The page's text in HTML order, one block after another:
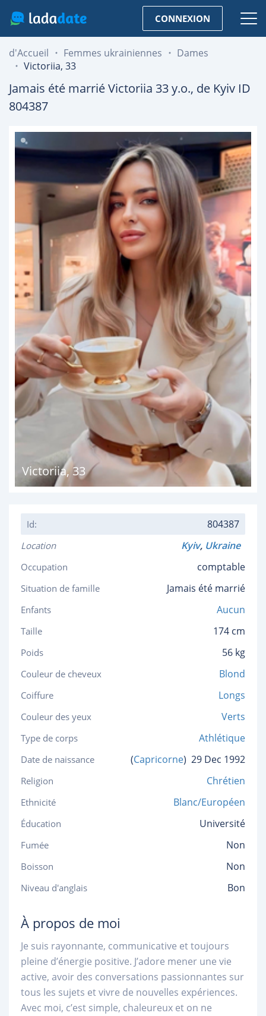
CONNEXION
d'Accueil Femmes ukrainiennes
Dames
Victoriia, 33
Jamais été marriéVictoriia 33y.o., de Kyiv ID
804387
Victoriia,33
Id: 804387
Location Kyiv, Ukraine
Occupation comptable
Situation de famille Jamais été marrié
Enfants Aucun
Taille 174 cm
Poids 56 kg
Couleur de cheveux Blond
Coiffure Longs
Couleur des yeux Verts
Type de corps Athlétique
Date de naissance (Capricorne) 29 Dec 1992
Religion Chrétien
Ethnicité Blanc/Européen
Éducation Université
Fumée Non
Boisson Non
Niveau d'anglais Bon
À propos de moi
Je suis rayonnante, communicative et toujours
pleine d’énergie positive. J’adore mener une vie
active, avoir des conversations passionnantes sur
tous les sujets et vivre de nouvelles expériences.
Avec moi, c’est simple, chaleureux et on ne